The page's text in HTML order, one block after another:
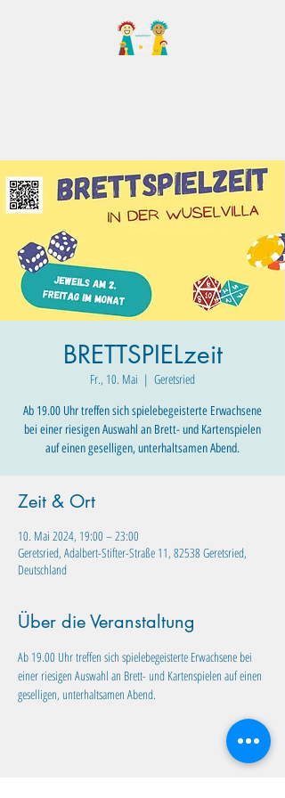
BRETTSPIELzeit
Fr., 10. Mai
  |
Geretsried
Ab 19.00 Uhr treffen sich spielebegeisterte Erwachsene
bei einer riesigen Auswahl an Brett- und Kartenspielen
auf einen geselligen, unterhaltsamen Abend.
Zeit & Ort
10. Mai 2024, 19:00 – 23:00
Geretsried, Adalbert-Stifter-Straße 11, 82538 Geretsried,
Deutschland
Über die Veranstaltung
Ab 19.00 Uhr treffen sich spielebegeisterte Erwachsene bei
einer riesigen Auswahl an Brett- und Kartenspielen auf einen
geselligen, unterhaltsamen Abend.